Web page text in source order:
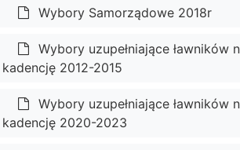
Wybory Samorządowe 2018r
Wybory uzupełniające ławników
kadencję 2012-2015
Wybory uzupełniające ławników
kadencję 2020-2023